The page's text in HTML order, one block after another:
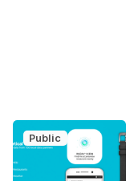
Public